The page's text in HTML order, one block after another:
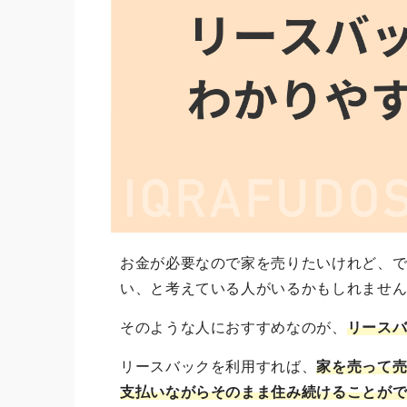
お金が必要なので家を売りたいけれど、
い、と考えている人がいるかもしれませ
そのような人におすすめなのが、 リース
リースバックを利用すれば、家を売って
支払いながらそのまま住み続けることが